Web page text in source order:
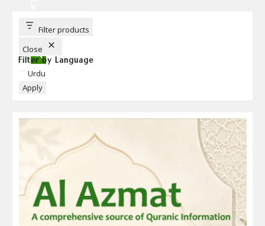
T
T
Filter products
Close
Filter by Language
Language
Urdu
Apply